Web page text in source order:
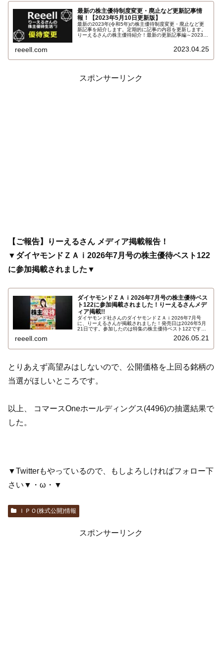
最新の株主優待制度変更・廃止など更新記事情
報！【2023年5月10日更新版】
最新の2023年(令和5年)の株主優待制度変更・廃止など更
新記事を紹介します。定期的に記事の内容を更新します。
りーえるさんの株主優待紹介！最新の更新記事編～2023年
reeell.com 2023.04.25
スポンサーリンク
【ご報告】りーえるさん メディア掲載報告！
▼ダイヤモンドＺＡｉ2026年7月号の株主優待ベスト122
に参加掲載されました▼
ダイヤモンドＺＡｉ2026年7月号の株主優待ベス
ト122に参加掲載されました！りーえるさんメデ
ィア掲載!!
ダイヤモンド社さんのダイヤモンドＺＡｉ2026年7月号
に、りーえるさんが掲載されました！発売日は2026年5月
21日です。参加したのは特集の株主優待ベスト122です。
ます。りーえるさんのコメントが掲載されている銘柄もい
reeell.com 2026.05.21
とりあえず高望みはしないので、公開価格を上回る銘柄の
当選がほしいところです。
以上、 コマースOneホールディングス(4496)の抽選結果で
した。
▼Twitterもやっているので、もしよろしければフォロー下
さい▼・ω・▼
ＩＰＯ(株式公開)情報
スポンサーリンク